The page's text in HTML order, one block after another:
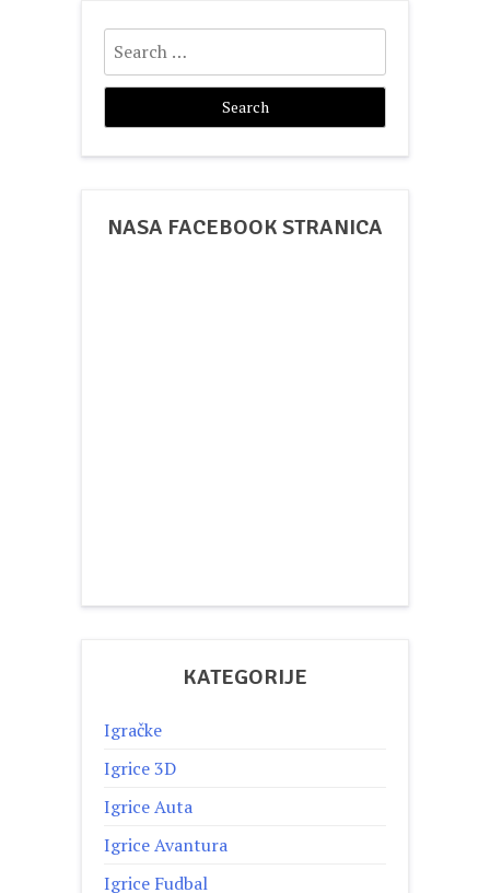
Search
for:
NASA FACEBOOK STRANICA
KATEGORIJE
Igračke
Igrice 3D
Igrice Auta
Igrice Avantura
Igrice Fudbal